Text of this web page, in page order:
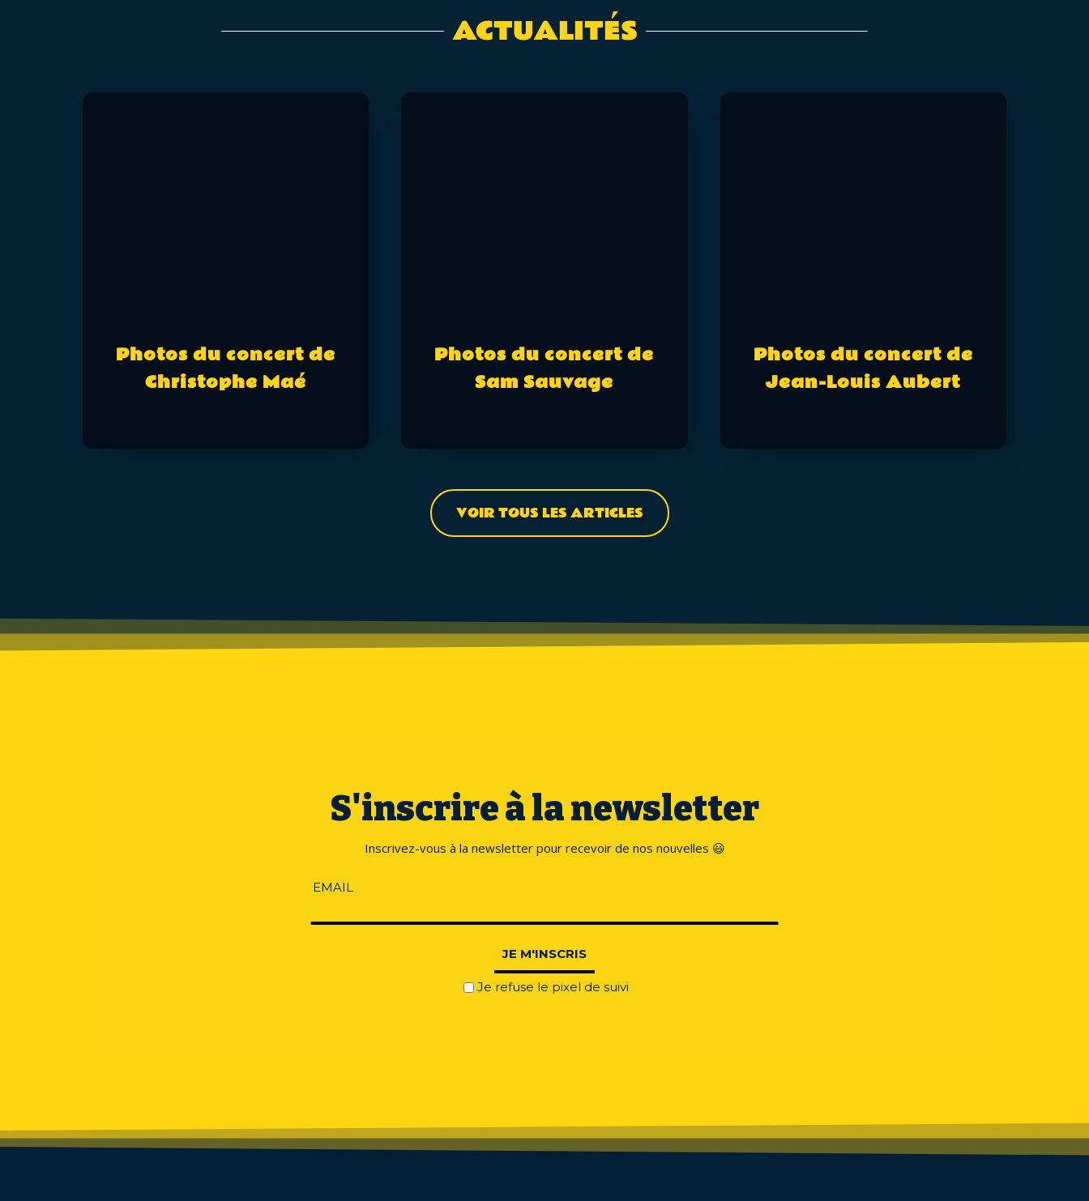
ACTUALITÉS
Photos du concert de
Christophe Maé
Photos du concert de
Sam Sauvage
Photos du concert de
Jean-Louis Aubert
VOIR TOUS LES ARTICLES